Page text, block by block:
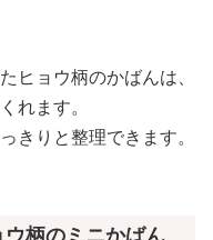
ヒョウ柄のかばんは、
れます。
きりと整理できます。
柄のミニかばん